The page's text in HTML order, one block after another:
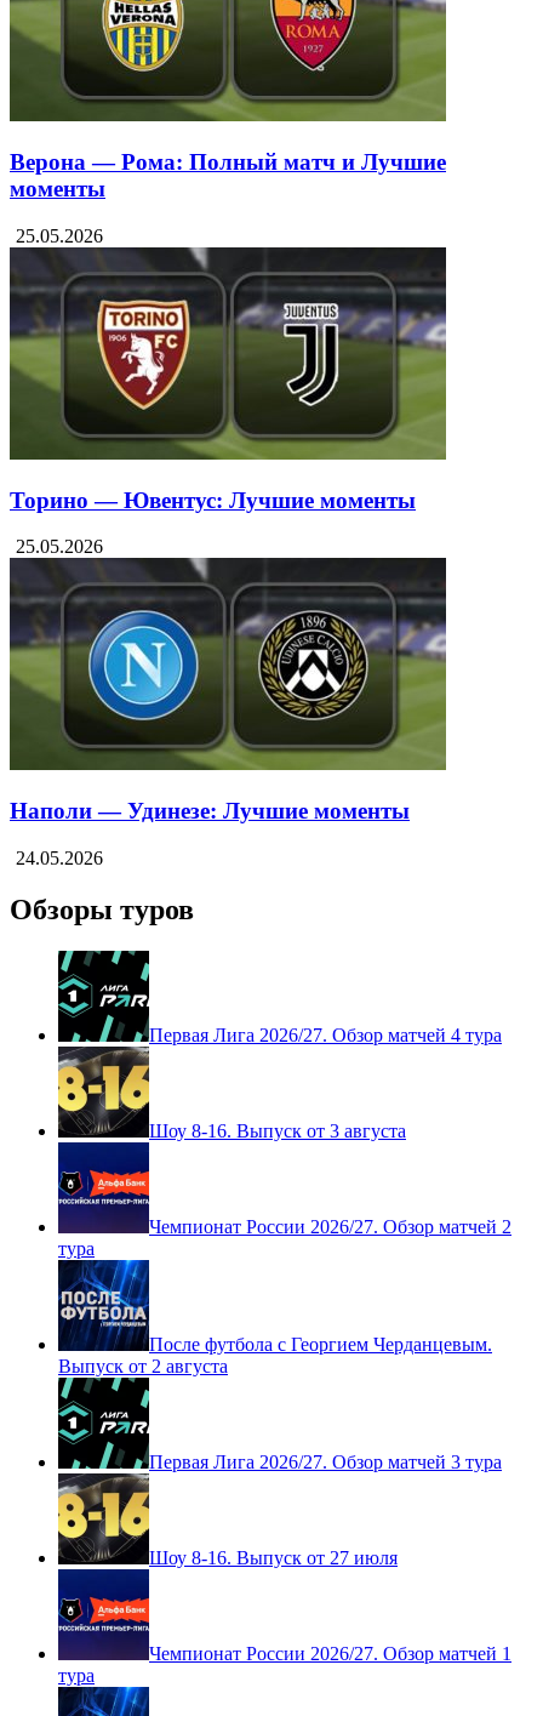
Верона — Рома: Полный матч и Лучшие
моменты
25.05.2026
Торино — Ювентус: Лучшие моменты
25.05.2026
Наполи — Удинезе: Лучшие моменты
24.05.2026
Обзоры туров
Первая Лига 2026/27. Обзор матчей 4 тура
Шоу 8-16. Выпуск от 3 августа
Чемпионат России 2026/27. Обзор матчей 2
тура
После футбола с Георгием Черданцевым.
Выпуск от 2 августа
Первая Лига 2026/27. Обзор матчей 3 тура
Шоу 8-16. Выпуск от 27 июля
Чемпионат России 2026/27. Обзор матчей 1
тура